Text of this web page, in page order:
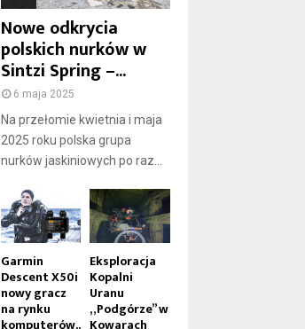
Nowe odkrycia
polskich nurków w
Sintzi Spring –...
6 maja 2025
Na przełomie kwietnia i maja
2025 roku polska grupa
nurków jaskiniowych po raz...
Garmin
Descent X50i
nowy gracz
na rynku
komputerów..
Eksploracja
Kopalni
Uranu
„Podgórze” w
Kowarach